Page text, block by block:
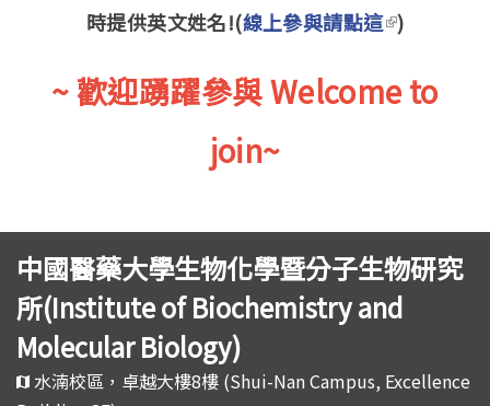
時提供英文姓名!(線上參與請點這 (link is
)
~ 歡迎踴躍參與 Welcome to
join~
中國醫藥大學生物化學暨分子生物研究
所(Institute of Biochemistry and
Molecular Biology)
水湳校區，卓越大樓8樓 (Shui-Nan Campus, Excellence